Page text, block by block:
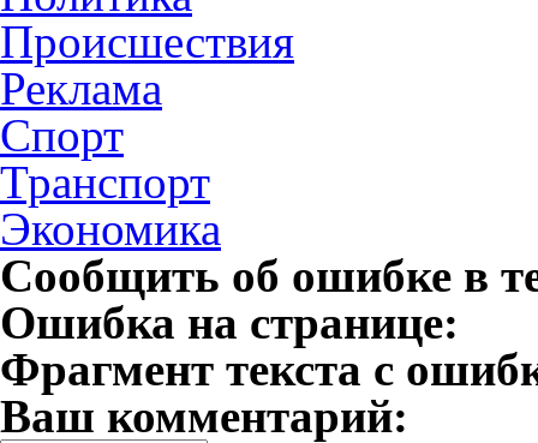
Происшествия
Реклама
Спорт
Транспорт
Экономика
Сообщить об ошибке в
Ошибка на странице:
Фрагмент текста с
Ваш комментарий: